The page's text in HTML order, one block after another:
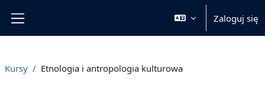
Zaloguj się
Kursy Etnologia i antropologia kulturowa